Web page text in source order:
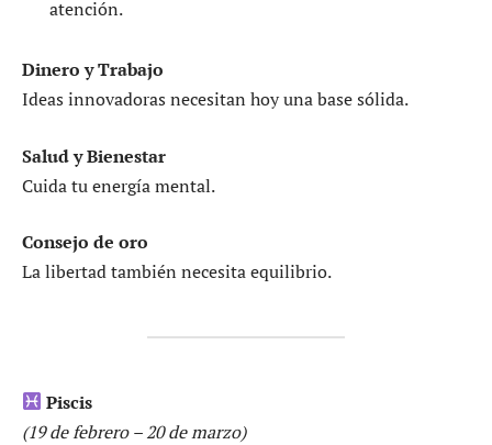
atención.
Dinero y Trabajo
Ideas innovadoras necesitan hoy una base sólida.
Salud y Bienestar
Cuida tu energía mental.
Consejo de oro
La libertad también necesita equilibrio.
Piscis
(19 de febrero – 20 de marzo)